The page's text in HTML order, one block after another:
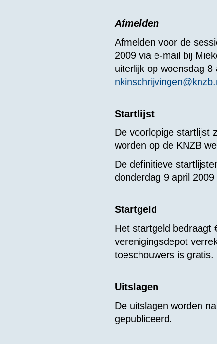
Afmelden
Afmelden voor de
2009 via e-mail bij
uiterlijk op woensdag
Startlijst
De voorlopige startlijst
worden op de KNZB
De definitieve
donderdag 9 april
Startgeld
Het startgeld bedraagt
verenigingsdepot
toeschouwers is gratis.
Uitslagen
De uitslagen worden
gepubliceerd.